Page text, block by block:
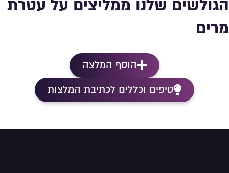
הגולשים שלנו ממליצים על עטרת
מרים
הוסף המלצה
טיפים וכללים לכתיבת המלצות